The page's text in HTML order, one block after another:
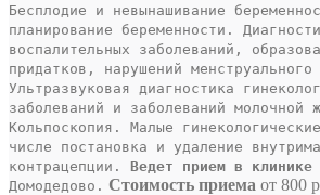
Бесплодие и невынашивание
планирование беременности.
воспалительных заболеваний,
придатков, нарушений менструального
Ультразвуковая диагностика
заболеваний и заболеваний молочной
Кольпоскопия. Малые
числе постановка и удаление
контрацепции. Ведет прием в клинике
Домодедово. Стоимость приема от 800